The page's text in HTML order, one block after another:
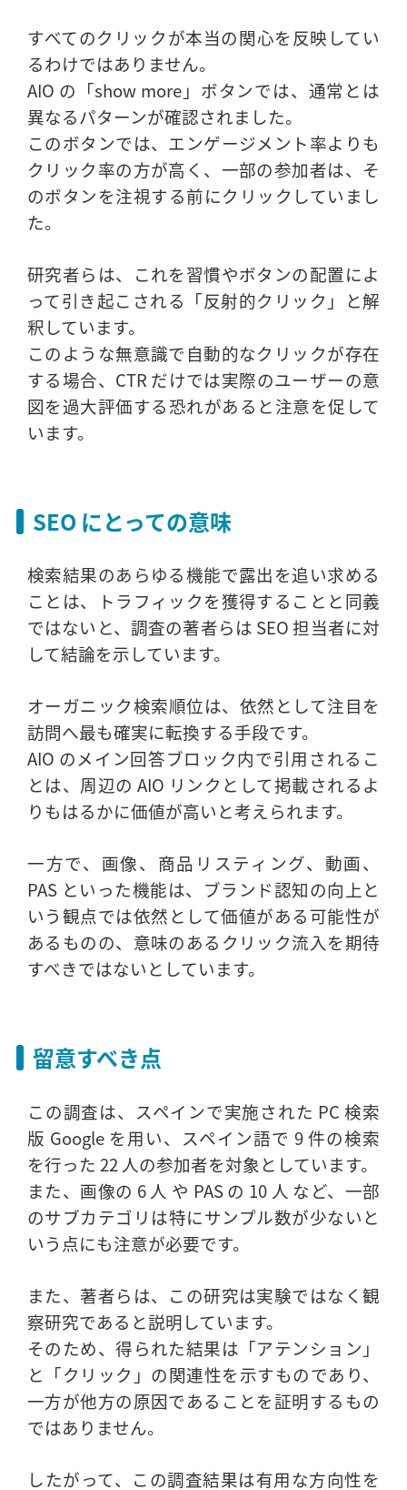
すべてのクリックが本当の関心を反映してい
るわけではありません。
AIO の「show more」ボタンでは、通常とは
異なるパターンが確認されました。
このボタンでは、エンゲージメント率よりも
クリック率の方が高く、一部の参加者は、そ
のボタンを注視する前にクリックしていまし
た。
研究者らは、これを習慣やボタンの配置によ
って引き起こされる「反射的クリック」と解
釈しています。
このような無意識で自動的なクリックが存在
する場合、CTR だけでは実際のユーザーの意
図を過大評価する恐れがあると注意を促して
います。
SEO にとっての意味
検索結果のあらゆる機能で露出を追い求める
ことは、トラフィックを獲得することと同義
ではないと、調査の著者らは SEO 担当者に対
して結論を示しています。
オーガニック検索順位は、依然として注目を
訪問へ最も確実に転換する手段です。
AIO のメイン回答ブロック内で引用されるこ
とは、周辺の AIO リンクとして掲載されるよ
りもはるかに価値が高いと考えられます。
一方で、画像、商品リスティング、動画、
PAS といった機能は、ブランド認知の向上と
いう観点では依然として価値がある可能性が
あるものの、意味のあるクリック流入を期待
すべきではないとしています。
留意すべき点
この調査は、スペインで実施された PC 検索
版 Google を用い、スペイン語で 9 件の検索
を行った 22 人の参加者を対象としています。
また、画像の 6 人 や PAS の 10 人 など、一部
のサブカテゴリは特にサンプル数が少ないと
いう点にも注意が必要です。
また、著者らは、この研究は実験ではなく観
察研究であると説明しています。
そのため、得られた結果は「アテンション」
と「クリック」の関連性を示すものであり、
一方が他方の原因であることを証明するもの
ではありません。
したがって、この調査結果は有用な方向性を